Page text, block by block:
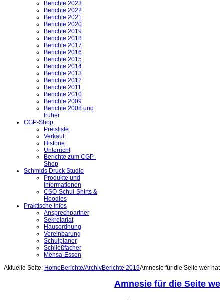
Berichte 2023
Berichte 2022
Berichte 2021
Berichte 2020
Berichte 2019
Berichte 2018
Berichte 2017
Berichte 2016
Berichte 2015
Berichte 2014
Berichte 2013
Berichte 2012
Berichte 2011
Berichte 2010
Berichte 2009
Berichte 2008 und
früher
CGP-Shop
Preisliste
Verkauf
Historie
Unterricht
Berichte zum CGP-
Shop
Schmids Druck Studio
Produkte und
Informationen
CSO-Schul-Shirts &
Hoodies
Praktische Infos
Ansprechpartner
Sekretariat
Hausordnung
Vereinbarung
Schulplaner
Schließfächer
Mensa-Essen
Aktuelle Seite: Home Berichte/ArchivBerichte 2019Amnesie für die Seite wer-
Amnesie für die Seite